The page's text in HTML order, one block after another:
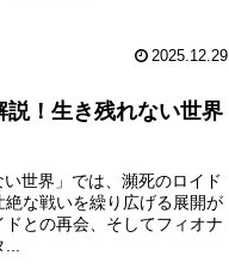
2025.12.29
！生き残れない世界
世界」では、瀕死のロイド
な戦いを繰り広げる展開が
との再会、そしてフィオナ